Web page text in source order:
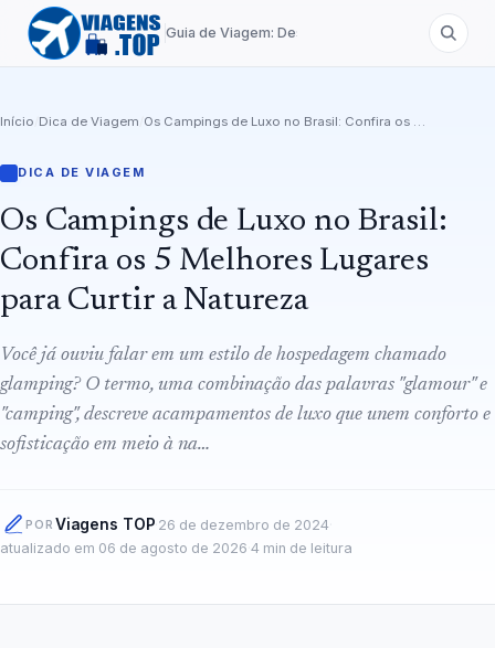
Guia de Viagem: Destinos de A a Z
Início Dica de Viagem Os Campings de Luxo no Brasil: Confira os 5 Melhores Lugares para Curtir a Natureza
DICA DE VIAGEM
Os Campings de Luxo no Brasil:
Confira os 5 Melhores Lugares
para Curtir a Natureza
Você já ouviu falar em um estilo de hospedagem chamado
glamping? O termo, uma combinação das palavras "glamour" e
"camping", descreve acampamentos de luxo que unem conforto e
sofisticação em meio à na…
POR Viagens TOP 26 de dezembro de 2024
atualizado em 06 de agosto de 2026 4 min de leitura